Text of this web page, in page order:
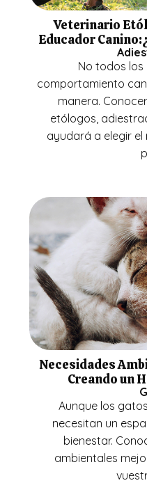
Veterinario
Educador
No todos los
comportamiento
manera.
etólogos,
ayudará a elegir
Necesidades
Creando un
Aunque los
necesitan un
bienestar.
ambientales